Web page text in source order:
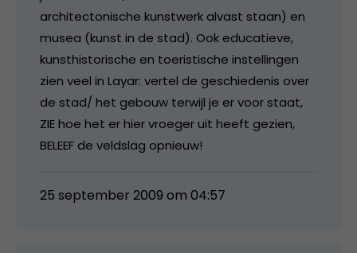
architectonische kunstwerk alvast staan) en
musea (kunst in de stad). Ook educatieve,
kunsthistorische en toeristische instellingen
zien veel in Layar: vertel de geschiedenis over
de stad/ het gebouw terwijl je er voor staat,
ZIE hoe het er hier vroeger uit heeft gezien,
BELEEF de veldslag opnieuw!
25 september 2009 om 04:57